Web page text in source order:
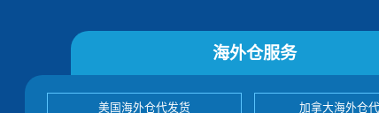
海外仓服务
美国海外仓代发货 加拿大海外仓